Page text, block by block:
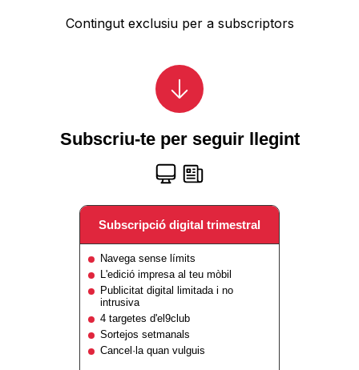
Contingut exclusiu per a subscriptors